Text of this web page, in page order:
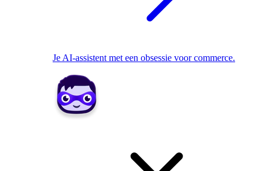
Je AI-assistent met een obsessie voor commerce.